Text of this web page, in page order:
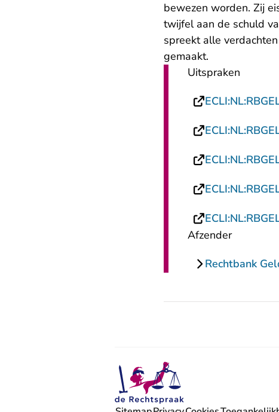
bewezen worden. Zij
twijfel aan de schuld
spreekt alle
gemaakt.
Uitspraken
Afzender
Rechtbank